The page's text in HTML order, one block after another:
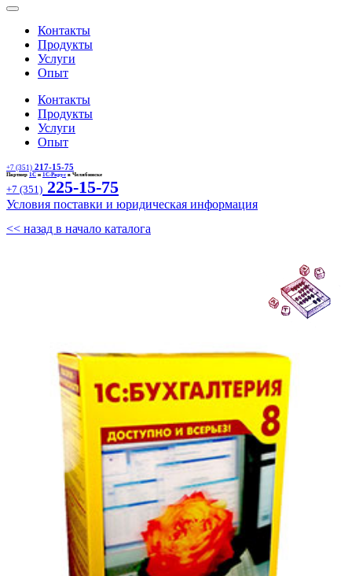
Контакты
Продукты
Услуги
Опыт
Контакты
Продукты
Услуги
Опыт
+7 (351) 217-15-75
Партнер 1С и 1С-Рарус в Челябинске
+7 (351) 225-15-75
Условия поставки и юридическая информация
<< назад в начало каталога